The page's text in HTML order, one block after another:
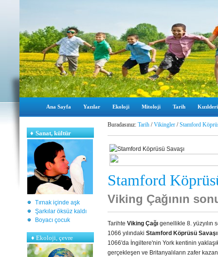
Ana Sayfa Yazılar Ekoloji Mitoloji Tarih
♦ Sanat, kültür
Tırnak içinde aşk
Şarkılar öksüz kaldı
Boyacı çocuk
♦Ekoloji, çevre
Buradasınız: Tarih /Vikingler /Stamford
Stamford
Viking Çağının
Tarihte Viking Çağı genellikle 8. yüzyılın
1066 yılındaki Stamford Köprüsü Savaşı
1066'da İngiltere'nin York kentinin
gerçekleşen ve Britanyalıların zafer